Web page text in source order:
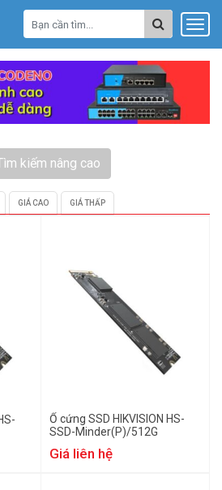
kiếm nâng cao
GIÁ CAO GIÁ THẤP
Ổ cứng SSD HIKVISION HS-
SSD-Minder(P)/512G
Giá liên hệ